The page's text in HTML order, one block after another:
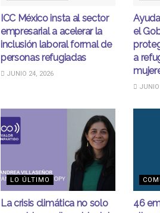
ICC México insta al sector
empresarial a acelerar la
inclusión laboral formal de
personas refugiadas
JUNIO 24, 2026
el
a
LO ÚLTIMO
La crisis climática no solo
46